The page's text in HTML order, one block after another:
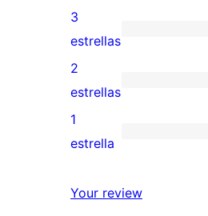
5
estrellas
valoraciones
de
4
estrellas
0
valoraciones
de
3
estrellas
3
estrellas
1
valoración
de
estrellas
2
estrellas
0
de
1
estrella
Your review